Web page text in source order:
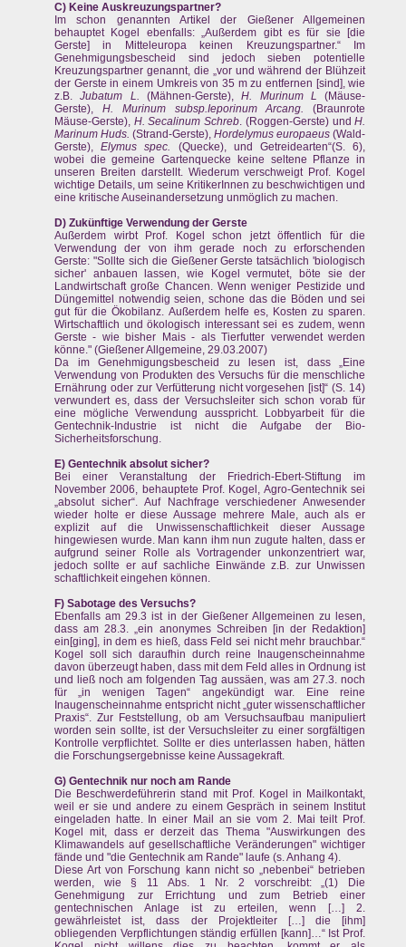
C) Keine Auskreuzungspartner?
Im schon genannten Artikel der Gießener Allgemeinen
behauptet Kogel ebenfalls: „Außerdem gibt es für sie [die
Gerste] in Mitteleuropa keinen Kreuzungspartner.“ Im
Genehmigungsbescheid sind jedoch sieben potentielle
Kreuzungspartner genannt, die „vor und während der Blühzeit
der Gerste in einem Umkreis von 35 m zu entfernen [sind], wie
z.B.Jubatum L. (Mähnen-Gerste),H. Murinum L (Mäuse-
Gerste), H. Murinum subsp.Ieporinum Arcang. (Braunrote
Mäuse-Gerste), H. Secalinum Schreb. (Roggen-Gerste) undH.
Marinum Huds. (Strand-Gerste),Hordelymus europaeus (Wald-
Gerste),Elymus spec.
(Quecke), und Getreidearten“(S. 6),
wobei die gemeine Gartenquecke keine seltene Pflanze in
unseren Breiten darstellt. Wiederum verschweigt Prof. Kogel
wichtige Details, um seine KritikerInnen zu beschwichtigen und
eine kritische Auseinandersetzung unmöglich zu machen.
D) Zukünftige Verwendung der Gerste
Außerdem wirbt Prof. Kogel schon jetzt öffentlich für die
Verwendung der von ihm gerade noch zu erforschenden
Gerste: "Sollte sich die Gießener Gerste tatsächlich 'biologisch
sicher' anbauen lassen, wie Kogel vermutet, böte sie der
Landwirtschaft große Chancen. Wenn weniger Pestizide und
Düngemittel notwendig seien, schone das die Böden und sei
gut für die Ökobilanz. Außerdem helfe es, Kosten zu sparen.
Wirtschaftlich und ökologisch interessant sei es zudem, wenn
Gerste - wie bisher Mais - als Tierfutter verwendet werden
könne." (Gießener Allgemeine, 29.03.2007)
Da im Genehmigungsbescheid zu lesen ist, dass „Eine
Verwendung von Produkten des Versuchs für die menschliche
Ernährung oder zur Verfütterung nicht vorgesehen [ist]“ (S. 14)
verwundert es, dass der Versuchsleiter sich schon vorab für
eine mögliche Verwendung ausspricht. Lobbyarbeit für die
Gentechnik-Industrie ist nicht die Aufgabe der Bio-
Sicherheitsforschung.
E) Gentechnik absolut sicher?
Bei einer Veranstaltung der Friedrich-Ebert-Stiftung im
November 2006, behauptete Prof. Kogel, Agro-Gentechnik sei
„absolut sicher“. Auf Nachfrage verschiedener Anwesender
wieder holte er diese Aussage mehrere Male, auch als er
explizit auf die Unwissenschaftlichkeit dieser Aussage
hingewiesen wurde. Man kann ihm nun zugute halten, dass er
aufgrund seiner Rolle als Vortragender unkonzentriert war,
jedoch sollte er auf sachliche Einwände z.B. zur Unwissen
schaftlichkeit eingehen können.
F) Sabotage des Versuchs?
Ebenfalls am 29.3 ist in der Gießener Allgemeinen zu lesen,
dass am 28.3. „ein anonymes Schreiben [in der Redaktion]
ein[ging], in dem es hieß, dass Feld sei nicht mehr brauchbar.“
Kogel soll sich daraufhin durch reine Inaugenscheinnahme
davon überzeugt haben, dass mit dem Feld alles in Ordnung ist
und ließ noch am folgenden Tag aussäen, was am 27.3. noch
für „in wenigen Tagen“ angekündigt war. Eine reine
Inaugenscheinnahme entspricht nicht „guter wissenschaftlicher
Praxis“. Zur Feststellung, ob am Versuchsaufbau manipuliert
worden sein sollte, ist der Versuchsleiter zu einer sorgfältigen
Kontrolle verpflichtet. Sollte er dies unterlassen haben, hätten
die Forschungsergebnisse keine Aussagekraft.
G) Gentechnik nur noch am Rande
Die Beschwerdeführerin stand mit Prof. Kogel in Mailkontakt,
weil er sie und andere zu einem Gespräch in seinem Institut
eingeladen hatte. In einer Mail an sie vom 2. Mai teilt Prof.
Kogel mit, dass er derzeit das Thema "Auswirkungen des
Klimawandels auf gesellschaftliche Veränderungen" wichtiger
fände und "die Gentechnik am Rande" laufe (s. Anhang 4).
Diese Art von Forschung kann nicht so „nebenbei“ betrieben
werden, wie § 11 Abs. 1 Nr. 2 vorschreibt: „(1) Die
Genehmigung zur Errichtung und zum Betrieb einer
gentechnischen Anlage ist zu erteilen, wenn […] 2.
gewährleistet ist, dass der Projektleiter […] die [ihm]
obliegenden Verpflichtungen ständig erfüllen [kann]…“ Ist Prof.